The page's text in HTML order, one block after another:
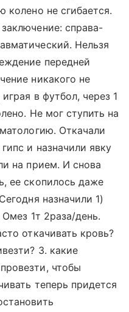
колено не сгибается.
справа-
Нельзя
передней
никакого не
в футбол, через 1
Не мог ступить на
Откачали
и назначили явку
на прием. И снова
ее скопилось даже
назначили 1)
1т 2раза/день.
откачивать кровь?
3. какие
чтобы
теперь придется